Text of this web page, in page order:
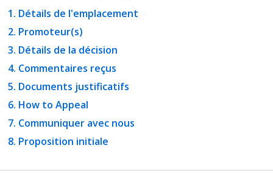
Détails de l'emplacement
Promoteur(s)
Détails de la décision
Commentaires reçus
Documents justificatifs
How to Appeal
Communiquer avec nous
Proposition initiale